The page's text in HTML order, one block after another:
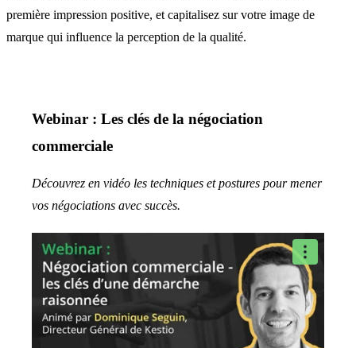
première impression positive, et capitalisez sur votre image de
marque qui influence la perception de la qualité.
Webinar : Les clés de la négociation
commerciale
Découvrez en vidéo les techniques et postures pour mener
vos négociations avec succès.